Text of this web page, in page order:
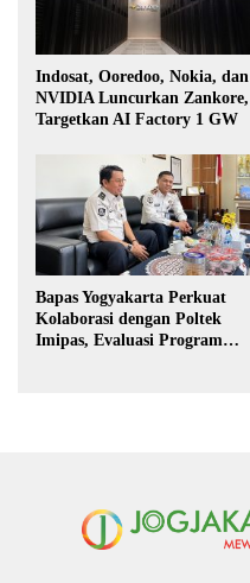
Indosat, Ooredoo, Nokia, dan
NVIDIA Luncurkan Zankore,
Targetkan AI Factory 1 GW
Bapas Yogyakarta Perkuat
Kolaborasi dengan Poltek
Imipas, Evaluasi Program